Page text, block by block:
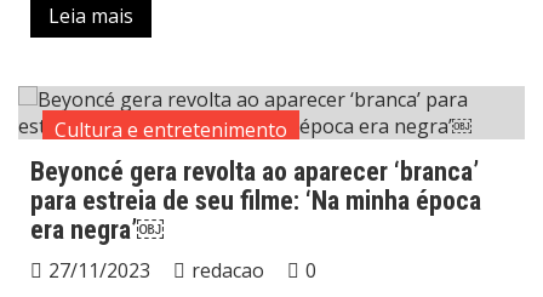
Leia mais
Cultura e entretenimento
Beyoncé gera revolta ao aparecer ‘branca’
para estreia de seu filme: ‘Na minha época
era negra’￼
27/11/2023 redacao
0